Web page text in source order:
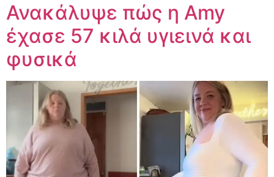
Ανακάλυψε πώς η Amy
έχασε 57 κιλά υγιεινά και
φυσικά